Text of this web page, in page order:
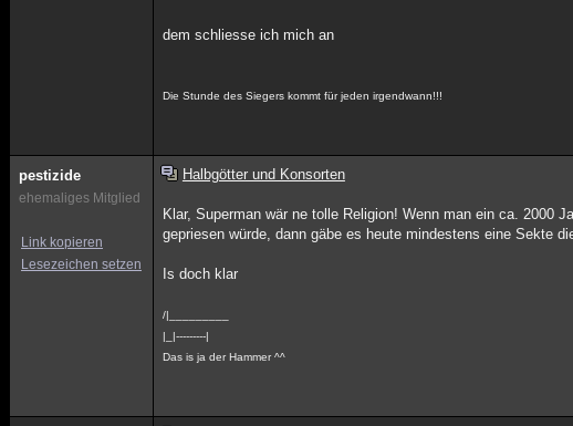
dem schliesse ich mich an
Die Stunde des Siegers kommt für jeden irgendwann!!!
pestizide
ehemaliges Mitglied
Link kopieren
Lesezeichen setzen
Halbgötter und Konsorten
Klar, Superman wär ne tolle Religion! Wenn man ein ca. 2000
gepriesen würde, dann gäbe es heute mindestens eine Sekte
Is doch klar
/|_________
|_|---------|
Das is ja der Hammer ^^